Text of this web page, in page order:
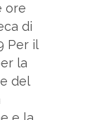
ore
di
Per il
la
del